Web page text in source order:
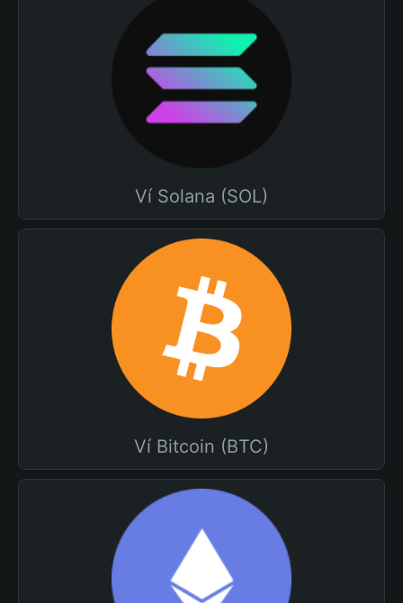
Ví Solana (SOL)
Ví Bitcoin (BTC)